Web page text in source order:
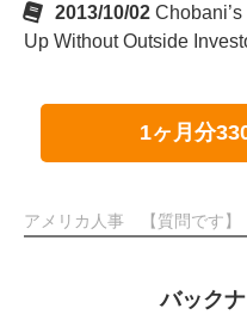
2013/10/02
Up Without Outside
1ヶ月分
アメリカ人事 【質問です】
バック